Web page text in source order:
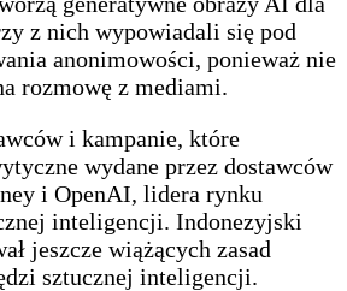
z nich wypowiadali się pod
anonimowości, ponieważ nie
rozmowę z mediami.
i kampanie, które
wydane przez dostawców
i OpenAI, lidera rynku
inteligencji. Indonezyjski
jeszcze wiążących zasad
sztucznej inteligencji.